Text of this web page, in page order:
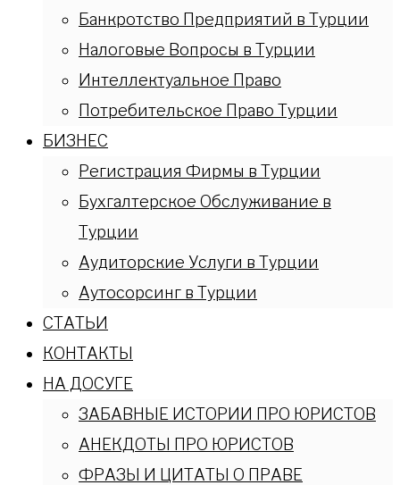
Банкротство Предприятий в Турции
Налоговые Вопросы в Турции
Интеллектуальное Право
Потребительское Право Турции
БИЗНЕС
Регистрация Фирмы в Турции
Бухгалтерское Обслуживание в
Турции
Аудиторские Услуги в Турции
Аутосорсинг в Турции
СТАТЬИ
КОНТАКТЫ
НА ДОСУГЕ
ЗАБАВНЫЕ ИСТОРИИ ПРО ЮРИСТОВ
АНЕКДОТЫ ПРО ЮРИСТОВ
ФРАЗЫ И ЦИТАТЫ О ПРАВЕ